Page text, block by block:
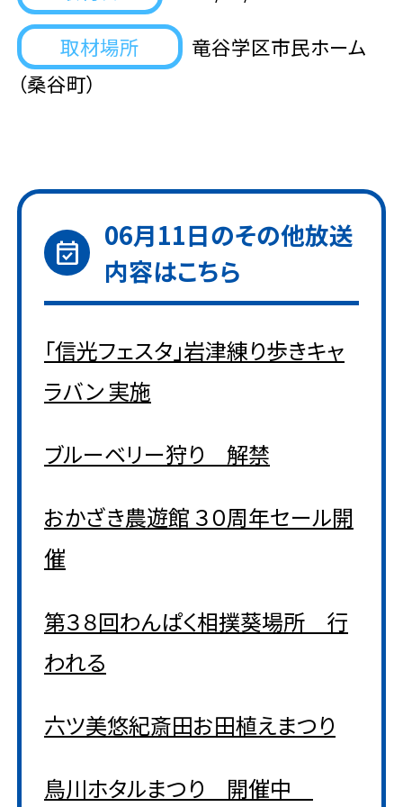
取材場所
竜谷学区市民ホーム
（桑谷町）
event_available
06月11日のその他放送
内容はこちら
「信光フェスタ」岩津練り歩きキャ
ラバン 実施
ブルーベリー狩り 解禁
おかざき農遊館 ３０周年セール開
催
第３８回わんぱく相撲葵場所 行
われる
六ツ美悠紀斎田お田植えまつり
鳥川ホタルまつり 開催中